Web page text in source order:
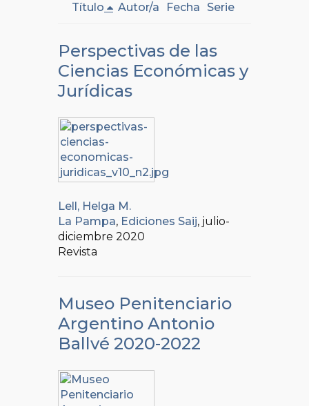
Título
Autor/a Fecha Serie
Perspectivas de las
Ciencias Económicas y
Jurídicas
Lell, Helga M.
La Pampa, Ediciones Saij, julio-
diciembre 2020
Revista
Museo Penitenciario
Argentino Antonio
Ballvé 2020-2022